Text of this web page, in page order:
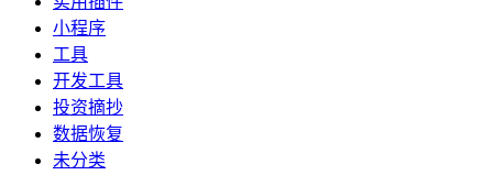
小程序
工具
开发工具
投资摘抄
数据恢复
未分类